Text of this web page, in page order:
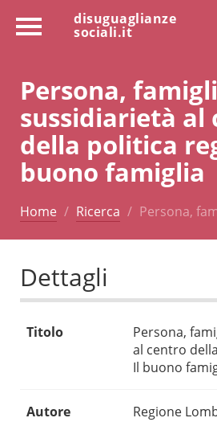
disuguaglianze
sociali.it
Persona,
sussidiarietà al
della politica
buono famiglia
Home Ricerca Persona,
Dettagli
Titolo
Persona,
al centro
Il buono
Autore Regione